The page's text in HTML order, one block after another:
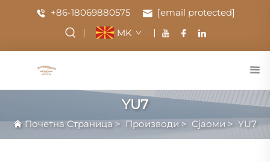
+86-18069880575
[email protected]
MK
YU7
Почетна Страница > Производи > Сјаоми > YU7